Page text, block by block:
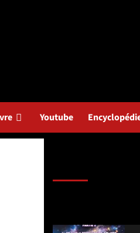
Youtube